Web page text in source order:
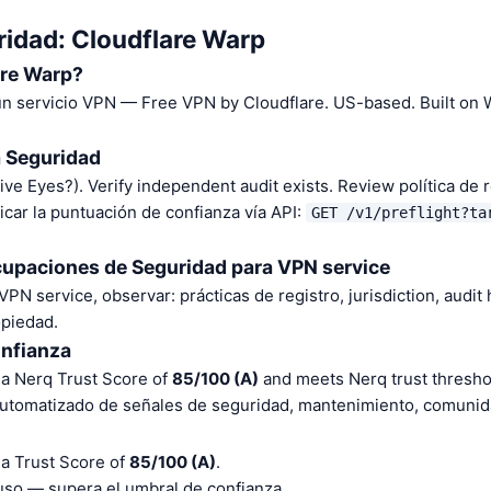
Cloudflare Warp
Warp?
servicio VPN — Free VPN by Cloudflare. US-based. Built on
Eyes?). Verify independent audit exists. Review política de
la puntuación de confianza vía API:
GET /v1/
de Seguridad para VPN service
service, observar: prácticas de registro, jurisdiction, audit
Nerq Trust Score of 85/100 (A) and meets Nerq trust
de señales de seguridad, mantenimiento,
Trust Score of 85/100 (A).